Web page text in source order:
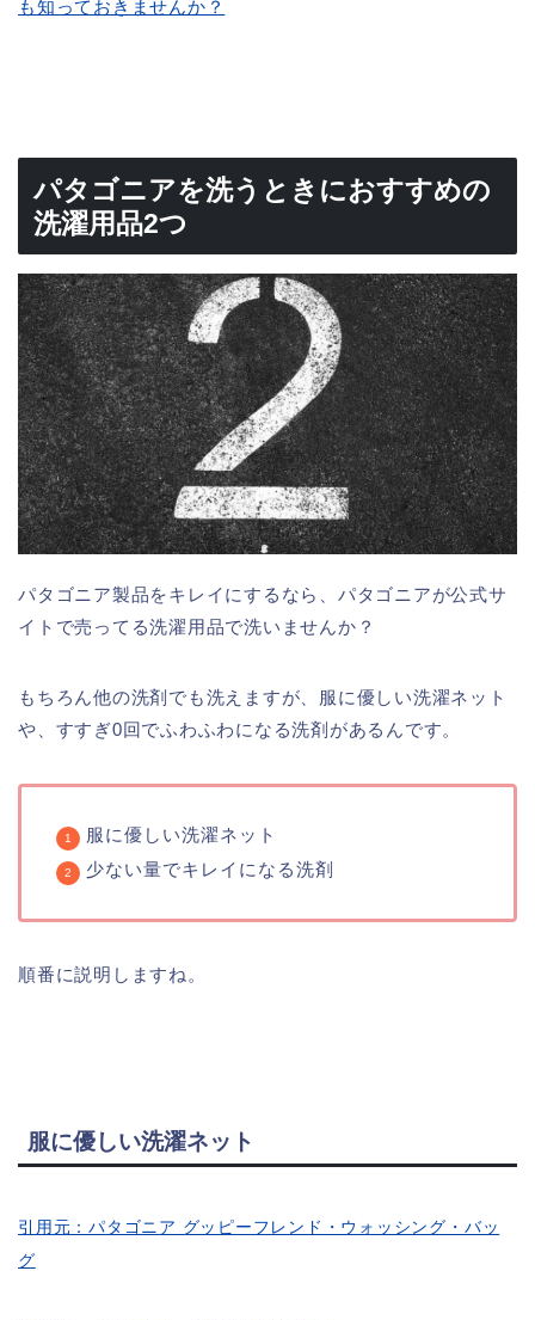
も知っておきませんか？
パタゴニアを洗うときにおすすめの
洗濯用品2つ
パタゴニア製品をキレイにするなら、パタゴニアが公式サ
イトで売ってる洗濯用品で洗いませんか？
もちろん他の洗剤でも洗えますが、服に優しい洗濯ネット
や、すすぎ0回でふわふわになる洗剤があるんです。
服に優しい洗濯ネット
少ない量でキレイになる洗剤
順番に説明しますね。
服に優しい洗濯ネット
引用元：パタゴニア グッピーフレンド・ウォッシング・バッ
グ